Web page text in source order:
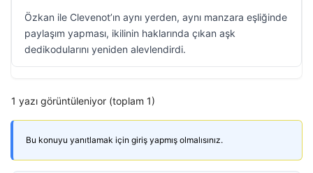
Özkan ile Clevenot’ın aynı yerden, aynı manzara eşliğinde
paylaşım yapması, ikilinin haklarında çıkan aşk
dedikodularını yeniden alevlendirdi.
1 yazı görüntüleniyor (toplam 1)
Bu konuyu yanıtlamak için giriş yapmış olmalısınız.